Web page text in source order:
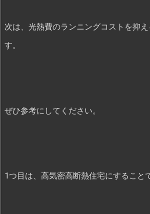
次は、光熱費のランニングコストを抑
す。
ぜひ参考にしてください。
1つ目は、高気密高断熱住宅にすること